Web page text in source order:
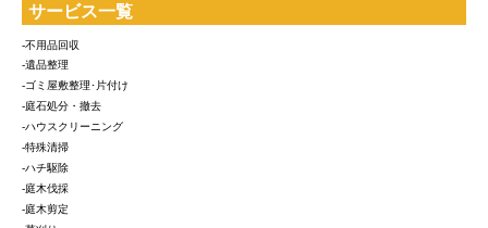
サービス一覧
-不用品回収
-遺品整理
-ゴミ屋敷整理･片付け
-庭石処分・撤去
-ハウスクリーニング
-特殊清掃
-ハチ駆除
-庭木伐採
-庭木剪定